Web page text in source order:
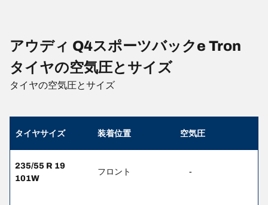
アウディ Q4スポーツバックe Tron
タイヤの空気圧とサイズ
タイヤの空気圧とサイズ
タイヤサイズ 装着位置 空気圧
235/55 R 19
101W
フロント -